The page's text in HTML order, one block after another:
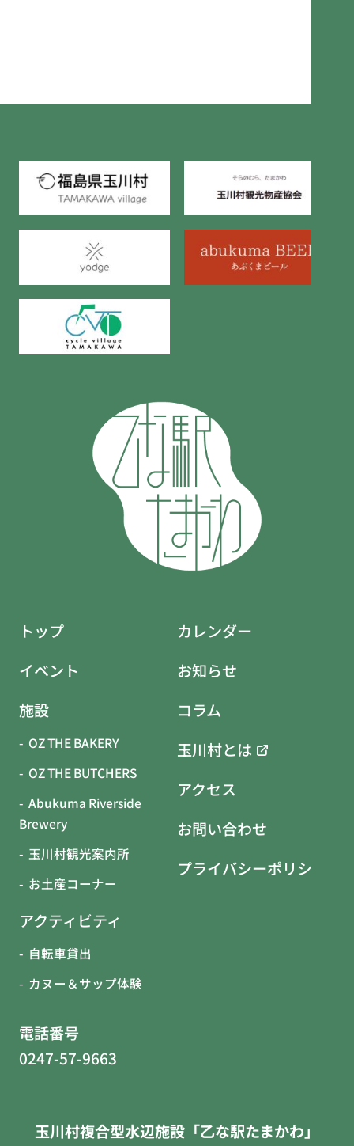
トップ
イベント
施設
OZ THE BAKERY
OZ THE BUTCHERS
Abukuma Riverside
Brewery
玉川村観光案内所
お土産コーナー
アクティビティ
自転車貸出
カヌー＆サップ体験
カレンダー
お知らせ
コラム
玉川村とは
アクセス
お問い合わせ
プライバシーポリシー
電話番号
0247-57-9663
玉川村複合型水辺施設「乙な駅たまかわ」